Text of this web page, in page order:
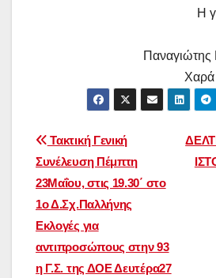
Η
Παναγιώτης
Χαρά
Πλοήγηση
άρθρων
Τακτική Γενική
Συνέλευση Πέμπτη
23Μαΐου, στις 19.30΄ στο
1ο Δ.Σχ.Παλλήνης
Εκλογές για
αντιπροσώπους στην 93
η Γ.Σ. της ΔΟΕ Δευτέρα27